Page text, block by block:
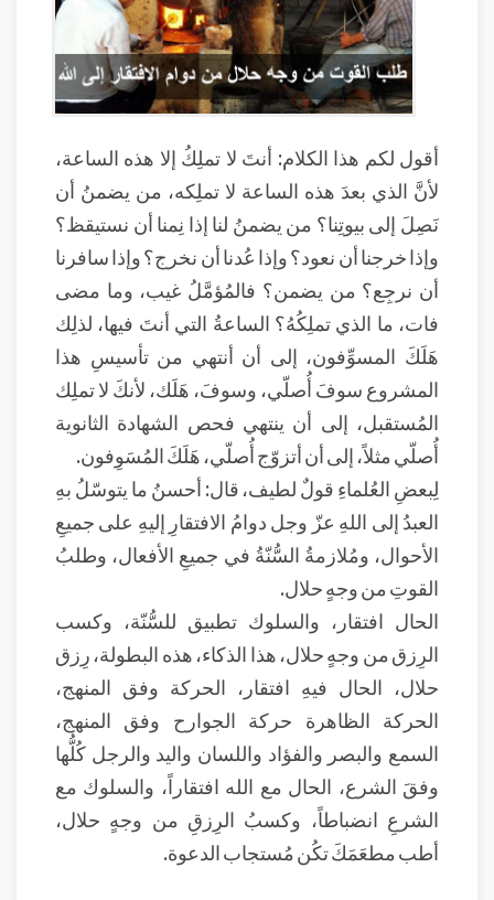
أقول لكم هذا الكلام: أنتَ لا تملِكُ إلا هذه الساعة،
لأنَّ الذي بعدَ هذه الساعة لا تملِكه، من يضمنُ أن
نَصِلَ إلى بيوتِنا؟ من يضمنُ لنا إذا نِمنا أن نستيقظ؟
وإذا خرجنا أن نعود؟ وإذا عُدنا أن نخرج؟ وإذا سافرنا
أن نرجِع؟ من يضمن؟ فالمُؤمَّلُ غيب، وما مضى
فات، ما الذي تملِكُهُ؟ الساعةُ التي أنتَ فيها، لذلِك
هَلَكَ المسوِّفون، إلى أن أنتهي من تأسيسِ هذا
المشروع سوفَ أُصلّي، وسوفَ، هَلَك، لأنكَ لا تملِك
المُستقبل، إلى أن ينتهي فحص الشهادة الثانوية
أُصلّي مثلاً، إلى أن أتزوّج أُصلّي، هَلَكَ المُسَوِفون.
لِبعضِ العُلماءِ قولٌ لطيف، قال: أحسنُ ما يتوسّلُ بهِ
العبدُ إلى اللهِ عزّ وجل دوامُ الافتقارِ إليهِ على جميعِ
الأحوال، ومُلازمةُ السُّنّةُ في جميعِ الأفعال، وطلبُ
القوتِ من وجهٍ حلال.
الحال افتقار، والسلوك تطبيق للسُّنّة، وكسب
الرِزق من وجهٍ حلال، هذا الذكاء، هذه البطولة، رِزق
حلال، الحال فيهِ افتقار، الحركة وفق المنهج،
الحركة الظاهرة حركة الجوارح وفق المنهج،
السمع والبصر والفؤاد واللسان واليد والرجل كُلُّها
وفقَ الشرع، الحال مع الله افتقاراً، والسلوك مع
الشرعِ انضباطاً، وكسبُ الرِزقِ من وجهٍ حلال،
أطب مطعَمَكَ تكُن مُستجاب الدعوة.